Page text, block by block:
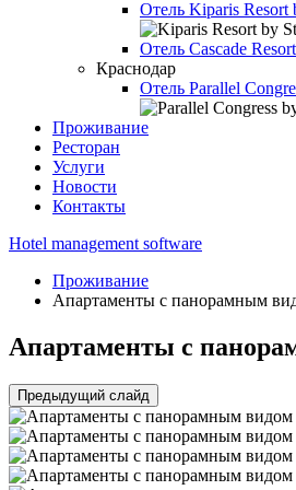
Отель Kiparis Resort
Отель Cascade
Краснодар
Отель Parallel
Проживание
Ресторан
Услуги
Новости
Контакты
Hotel management software
Проживание
Апартаменты с панорамным
Апартаменты с
Предыдущий слайд